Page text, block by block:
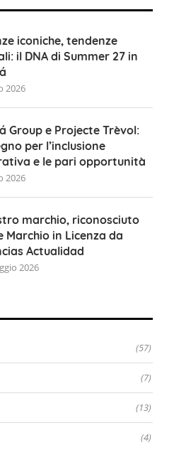
iconiche, tendenze
il DNA di Summer 27 in
2026
Group e Projecte Trèvol:
per l’inclusione
e le pari opportunità
2026
marchio, riconosciuto
Marchio in Licenza da
Actualidad
2026
(57)
(7)
(13)
(4)